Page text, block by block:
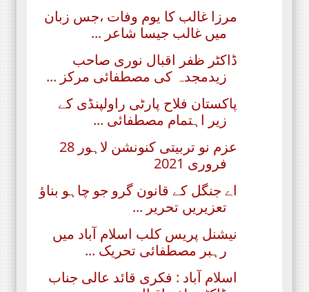
مرزا غالب کا یوم وفات ،جس زبان
میں غالب جیسا شاعر ...
ڈاکٹر ظفر اقبال نوری صاحب
زیدمجدہ کی مصطفائی مرکز ...
پاکستان فلاح پارٹی راولپنڈی کے
زیر اہتمام مصطفائی ...
عزم نو تربیتی کنونشن لاہور 28
فروری 2021
اے جنگل کے قانون گرو جو چاہو بناؤ
تعزیریں تحریر ...
نیشنل پریس کلب اسلام آباد میں
رہبر مصطفائی تحریک ...
اسلام آباد : فکری قائد عالی جناب